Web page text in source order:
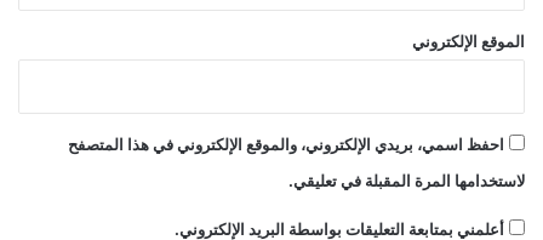
الموقع الإلكتروني
احفظ اسمي، بريدي الإلكتروني، والموقع الإلكتروني في هذا المتصفح
لاستخدامها المرة المقبلة في تعليقي.
أعلمني بمتابعة التعليقات بواسطة البريد الإلكتروني.